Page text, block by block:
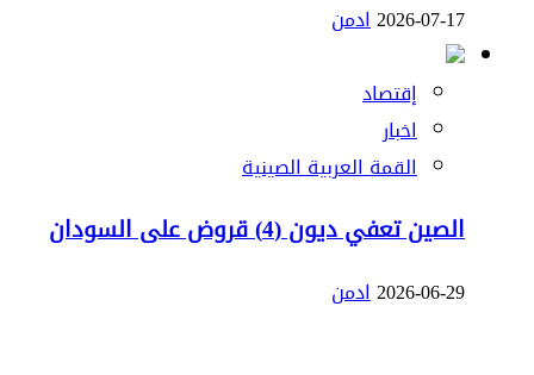
2026-07-17ادمن
إقتصاد
اخبار
القمة العربية الصينية
الصين تعفي ديون (4) قروض على السودان
2026-06-29ادمن